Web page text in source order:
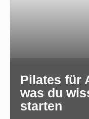
Pilates für
was du
starten